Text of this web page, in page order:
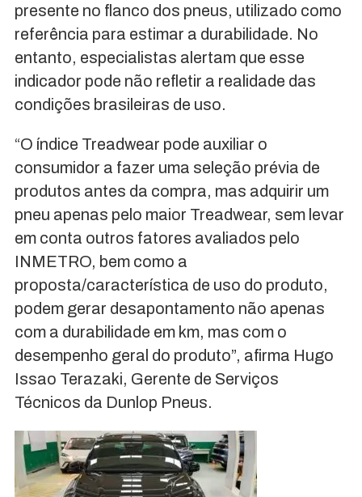
presente no flanco dos pneus, utilizado como
referência para estimar a durabilidade. No
entanto, especialistas alertam que esse
indicador pode não refletir a realidade das
condições brasileiras de uso.
“O índice Treadwear pode auxiliar o
consumidor a fazer uma seleção prévia de
produtos antes da compra, mas adquirir um
pneu apenas pelo maior Treadwear, sem levar
em conta outros fatores avaliados pelo
INMETRO, bem como a
proposta/característica de uso do produto,
podem gerar desapontamento não apenas
com a durabilidade em km, mas com o
desempenho geral do produto”, afirma Hugo
Issao Terazaki, Gerente de Serviços
Técnicos da Dunlop Pneus.